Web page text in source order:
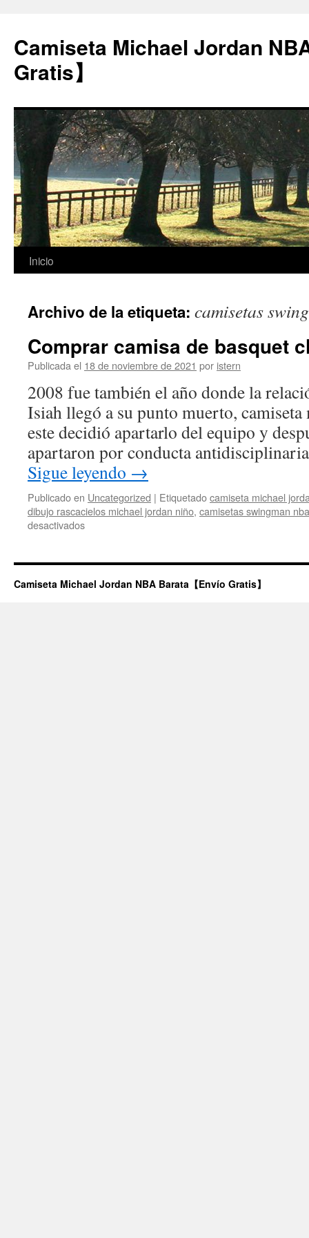
Camiseta Michael Jordan
Gratis】
Saltar
contenido
Inicio
Archivo de la etiqueta: camisetas
Comprar camisa de basquet
Publicada el 18 de noviembre de 2021 por istern
2008 fue también el año donde la
Isiah llegó a su punto muerto,
este decidió apartarlo del equipo y
apartaron por conducta
Sigue leyendo →
Publicado en Uncategorized | Etiquetadocamiseta michael
dibujo rascacielos michael jordan niño, camisetas swingman
desactivadosen
de
basquet
Camiseta Michael Jordan NBA Barata【Envío Gratis】